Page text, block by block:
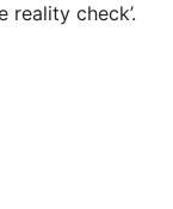
reality check’.